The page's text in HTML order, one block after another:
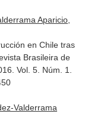
Aparicio,
en Chile tras
Brasileira de
Vol. 5. Núm. 1.
Valderrama